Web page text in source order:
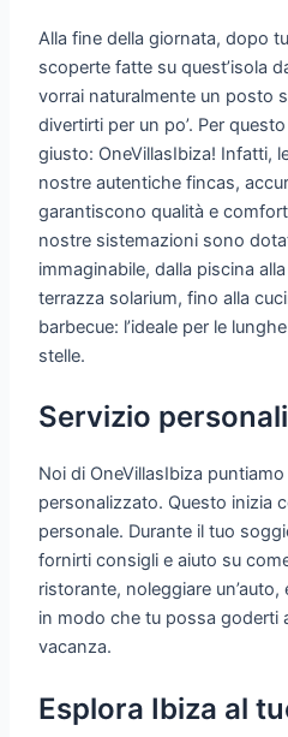
Alla fine della giornata, dopo
scoperte fatte su quest’isola
vorrai naturalmente un posto
divertirti per un po’. Per
giusto: OneVillasIbiza! Infatti,
nostre autentiche fincas,
garantiscono qualità e
nostre sistemazioni sono
immaginabile, dalla piscina
terrazza solarium, fino alla
barbecue: l’ideale per le
stelle.
Servizio
Noi di OneVillasIbiza
personalizzato. Questo inizia
personale. Durante il tuo
fornirti consigli e aiuto su
ristorante, noleggiare
in modo che tu possa goderti
vacanza.
Esplora Ibiza al